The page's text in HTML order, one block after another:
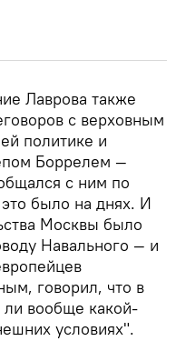
Лаврова также
с верховным
политике и
Боррелем —
с ним по
было на днях. И
Москвы было
Навального — и
говорил, что в
вообще какой-
условиях".